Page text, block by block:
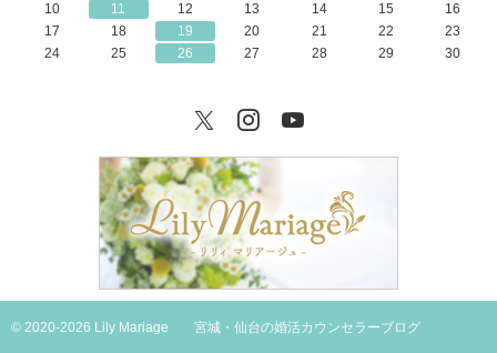
10
11 12 13 14 15
16
17
18 19 20 21 22
23
24
25 26 27 28 29 30
TwitterInstagram
© 2020-2026 Lily Mariage 宮城・仙台の婚活カウンセラーブログ